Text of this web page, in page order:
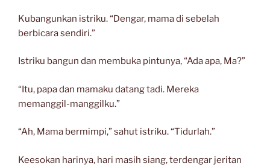
Kubangunkan istriku. “Dengar, mama di sebelah
berbicara sendiri.”
Istriku bangun dan membuka pintunya, “Ada apa, Ma?”
“Itu, papa dan mamaku datang tadi. Mereka
memanggil-manggilku.”
“Ah, Mama bermimpi,” sahut istriku. “Tidurlah.”
Keesokan harinya, hari masih siang, terdengar jeritan